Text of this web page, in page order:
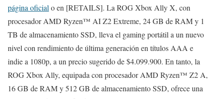
página oficial o en [RETAILS]. La ROG Xbox Ally X, con
procesador AMD Ryzen™ AI Z2 Extreme, 24 GB de RAM y 1
TB de almacenamiento SSD, lleva el gaming portátil a un nuevo
nivel con rendimiento de última generación en títulos AAA e
indie a 1080p, a un precio sugerido de $4.099.900. En tanto, la
ROG Xbox Ally, equipada con procesador AMD Ryzen™ Z2 A,
16 GB de RAM y 512 GB de almacenamiento SSD, ofrece una